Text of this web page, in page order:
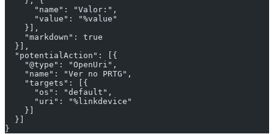
      "name": "Valor:",
      "value": "%value"
    }],
    "markdown": true
  }],
  "potentialAction": [{
    "@type": "OpenUri",
    "name": "Ver no PRTG",
    "targets": [{
      "os": "default",
      "uri": "%linkdevice"
    }]
  }]
}